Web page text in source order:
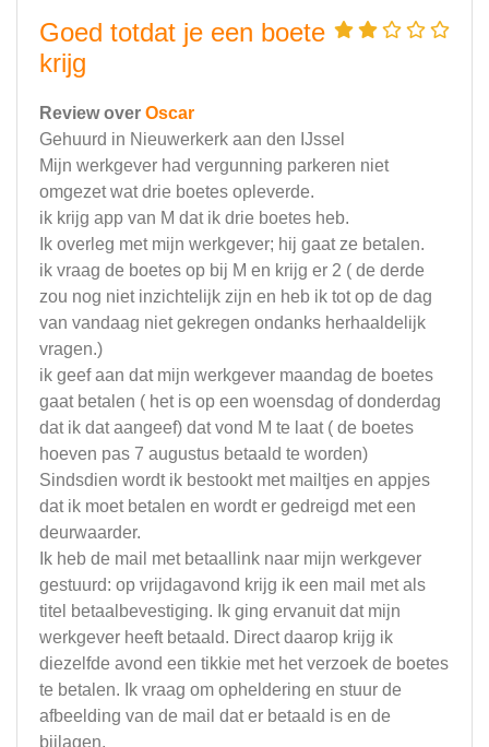
Goed totdat je een boete
krijg
Review over Oscar
Gehuurd in Nieuwerkerk aan den IJssel
Mijn werkgever had vergunning parkeren niet
omgezet wat drie boetes opleverde.
ik krijg app van M dat ik drie boetes heb.
Ik overleg met mijn werkgever; hij gaat ze betalen.
ik vraag de boetes op bij M en krijg er 2 ( de derde
zou nog niet inzichtelijk zijn en heb ik tot op de dag
van vandaag niet gekregen ondanks herhaaldelijk
vragen.)
ik geef aan dat mijn werkgever maandag de boetes
gaat betalen ( het is op een woensdag of donderdag
dat ik dat aangeef) dat vond M te laat ( de boetes
hoeven pas 7 augustus betaald te worden)
Sindsdien wordt ik bestookt met mailtjes en appjes
dat ik moet betalen en wordt er gedreigd met een
deurwaarder.
Ik heb de mail met betaallink naar mijn werkgever
gestuurd: op vrijdagavond krijg ik een mail met als
titel betaalbevestiging. Ik ging ervanuit dat mijn
werkgever heeft betaald. Direct daarop krijg ik
diezelfde avond een tikkie met het verzoek de boetes
te betalen. Ik vraag om opheldering en stuur de
afbeelding van de mail dat er betaald is en de
bijlagen.